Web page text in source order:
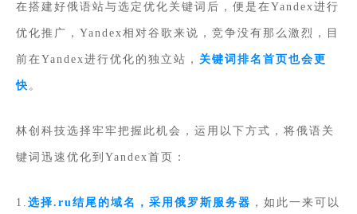
在搭建好俄语站与选定优化关键词后，便是在Yandex进行
优化推广，Yandex相对谷歌来说，竞争没有那么激烈，目
前在Yandex进行优化的独立站， 关键词排名首页也会更
快 。
林创科技选择牢牢把握此机会，运用以下方式，将俄语关
键词迅速优化到Yandex首页：
1. 选择.ru结尾的域名，采用俄罗斯服务器 ，如此一来可以